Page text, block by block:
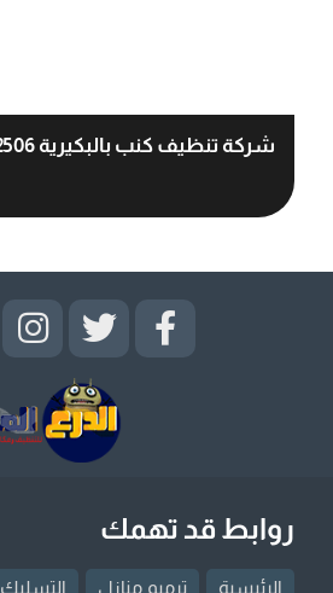
شركة تنظيف كنب بالبكيرية 0503162506
روابط قد تهمك
الرئيسية ترميم منازل التسليك